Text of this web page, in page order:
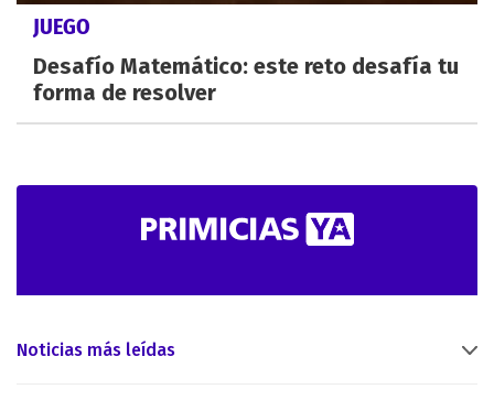
JUEGO
Desafío Matemático: este reto desafía tu
forma de resolver
Noticias más leídas